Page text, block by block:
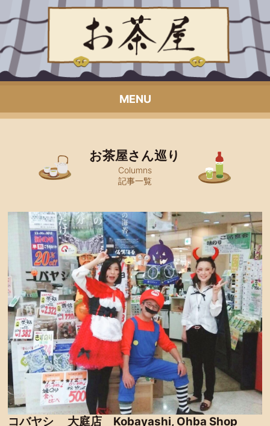
MENU
お茶屋さん巡り
Columns
記事一覧
コバヤシ 大庭店 Kobayashi, Ohba Shop